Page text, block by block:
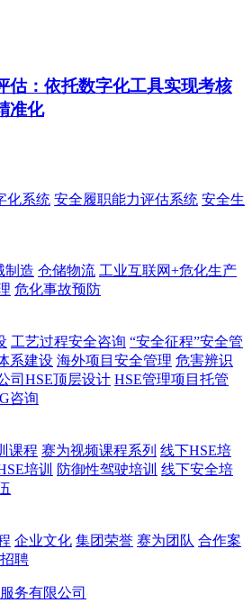
估：依托数字化工具实现考核
准化
化系统 安全履职能力评估系统 安全生
制造 仓储物流 工业互联网+危化生产
危化事故预防
工艺过程安全咨询 “安全征程”安全管
系建设 海外项目安全管理 危害辨识
司HSE顶层设计 HSE管理项目托管
咨询
课程 赛为视频课程系列 线下HSE培
培训 防御性驾驶培训 线下安全培
企业文化 集团荣誉 赛为团队 合作案
聘